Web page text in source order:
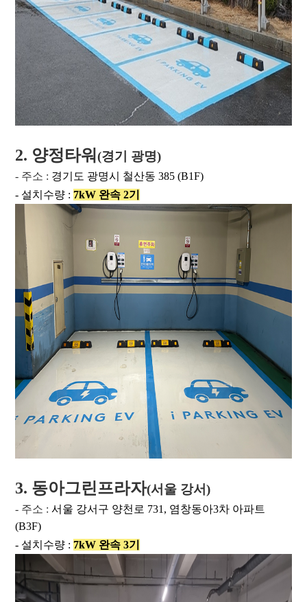
2. 양정타워(경기 광명)
- 주소 : 경기도 광명시 철산동 385 (B1F)
- 설치수량 : 7kW 완속 2기
3. 동아그린프라자(서울 강서)
- 주소 :서울 강서구 양천로 731, 염창동아3차 아파트
(B3F)
- 설치수량 : 7kW 완속 3기